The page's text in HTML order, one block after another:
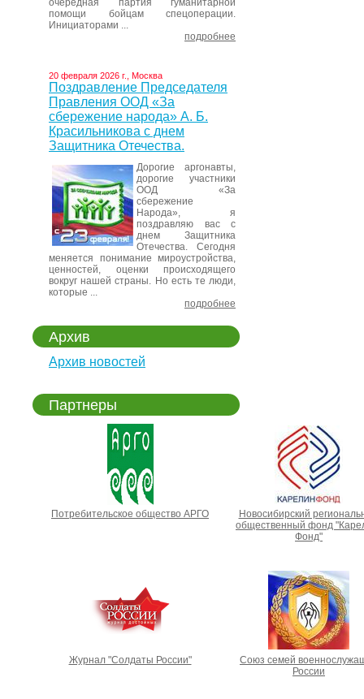
очередная партия гуманитарной
помощи бойцам спецоперации.
Инициаторами ...
подробнее
20 февраля 2026 г., Москва
Поздравление Председателя
Правления ООД «За
сбережение народа» А. Б.
Красильникова с днем
Защитника Отечества.
Дорогие аргонавты,
дорогие участники
ООД «За
сбережение
Народа», я
поздравляю вас с
днем Защитника
Отечества. Сегодня
меняется понимание мироустройства,
ценностей, оценки происходящего
вокруг нашей страны. Но есть те люди,
которые ...
подробнее
Архив
Архив новостей
Партнеры
Потребительское общество АРГО
Новосибирский
общественный фонд
Фонд"
Журнал "Солдаты России"
Союз семей
России